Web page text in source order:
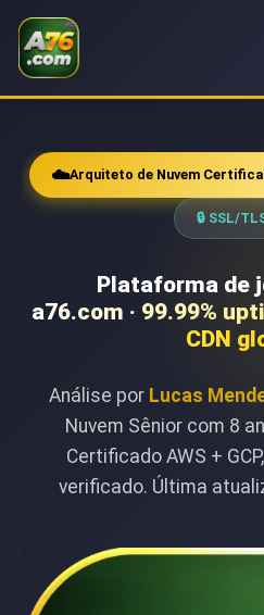
☁️Arquiteto de Nuvem
🔒 SSL/
Plataforma de
a76.com · 99.99%
CDN
Análise por Lucas
Nuvem Sênior com 8
Certificado AWS +
verificado. Última